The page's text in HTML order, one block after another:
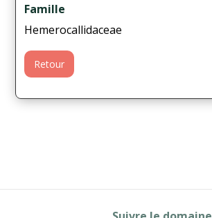
Famille
Hemerocallidaceae
Retour